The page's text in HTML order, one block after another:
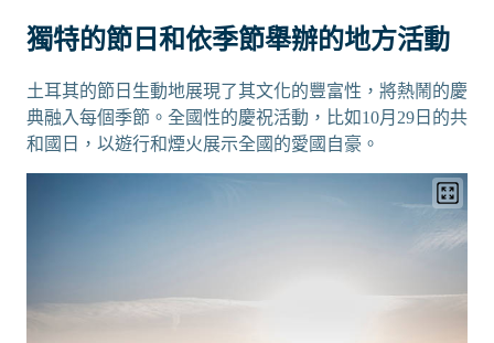
獨特的節日和依季節舉辦的地方活動
土耳其的節日生動地展現了其文化的豐富性，將熱鬧的慶
典融入每個季節。全國性的慶祝活動，比如10月29日的共
和國日，以遊行和煙火展示全國的愛國自豪。